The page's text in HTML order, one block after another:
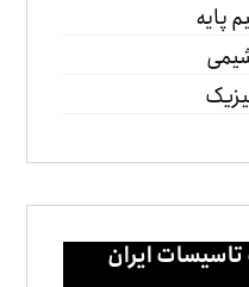
پایه
ایران